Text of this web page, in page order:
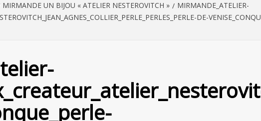
MIRMANDE UN BIJOU « ATELIER NESTEROVITCH »
MIRMANDE_ATELIER-
DE-